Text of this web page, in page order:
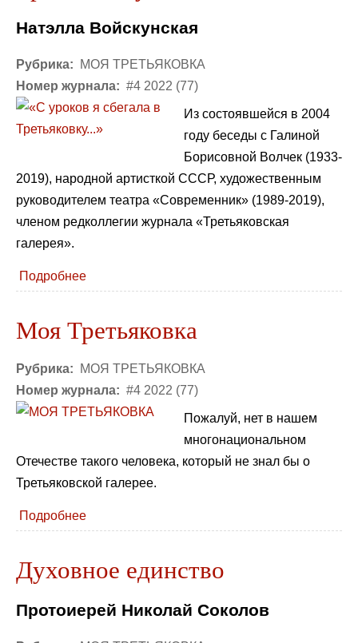
Натэлла Войскунская
Рубрика:
МОЯ ТРЕТЬЯКОВКА
Номер журнала: #4 2022 (77)
Из состоявшейся в 2004
году беседы с Галиной
Борисовной Волчек (1933-
2019), народной артисткой СССР, художественным
руководителем театра «Современник» (1989-2019),
членом редколлегии журнала «Третьяковская
галерея».
Подробнее
Моя Третьяковка
Рубрика:
МОЯ ТРЕТЬЯКОВКА
Номер журнала: #4 2022 (77)
Пожалуй, нет в нашем
многонациональном
Отечестве такого человека, который не знал бы о
Третьяковской галерее.
Подробнее
Духовное единство
Протоиерей Николай Соколов